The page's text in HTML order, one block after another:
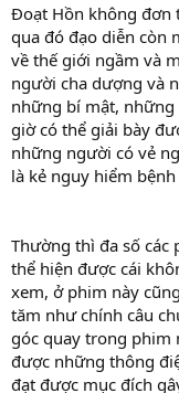
Đoạt Hồn không đơn
qua đó đạo diễn còn
về thế giới ngầm và
người cha dượng và
những bí mật,
giờ có thể giải bày
những người có vẻ
là kẻ nguy hiểm
Thường thì đa số
thể hiện được cái
xem, ở phim này
tăm như chính câu
góc quay trong phim
được những thông
đạt được mục đích